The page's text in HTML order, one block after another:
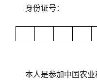
身份证号：
本人是参加中国农